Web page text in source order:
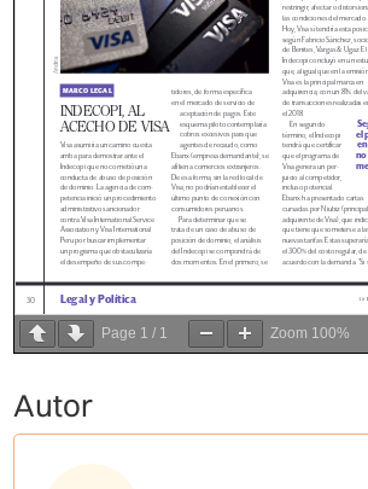
Page 1 / 1 Zoom 100%
Autor